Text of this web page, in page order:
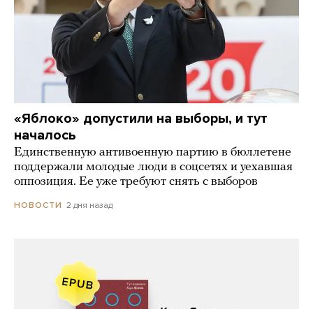
«Яблоко» допустили на выборы, и тут
началось
Единственную антивоенную партию в бюллетене
поддержали молодые люди в соцсетях и уехавшая
оппозиция. Ее уже требуют снять с выборов
НОВОСТИ 2 дня назад